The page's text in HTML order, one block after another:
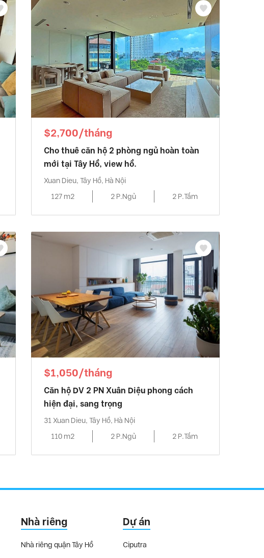
$2,700/tháng
Cho thuê căn hộ 2 phòng ngủ hoàn toàn
mới tại Tây Hồ, view hồ.
Xuan Dieu, Tây Hồ, Hà Nội
127 m2
2 P.Ngủ 2 P.Tắm
$1,050/tháng
Căn hộ DV 2 PN Xuân Diệu phong cách
hiện đại, sang trọng
31 Xuan Dieu, Tây Hồ, Hà Nội
110 m2
2 P.Ngủ 2 P.Tắm
Nhà riêng
Nhà riêng quận Tây Hồ
Dự án
Ciputra